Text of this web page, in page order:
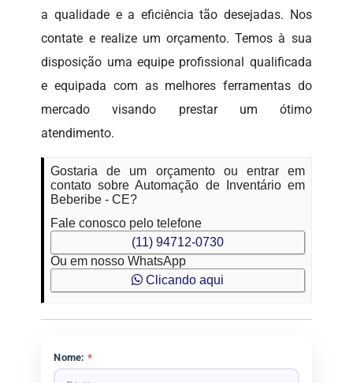
a qualidade e a eficiência tão desejadas. Nos
contate e realize um orçamento. Temos à sua
disposição uma equipe profissional qualificada
e equipada com as melhores ferramentas do
mercado visando prestar um ótimo
atendimento.
Gostaria de um orçamento ou entrar em
contato sobre Automação de Inventário em
Beberibe - CE?
Fale conosco pelo telefone
(11) 94712-0730
Ou em nosso WhatsApp
Clicando aqui
Nome: *